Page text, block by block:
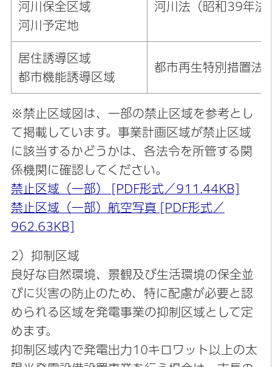
河川保全区域
河川予定地
河川法（昭和39年
居住誘導区域
都市機能誘導区域
都市再生特別措置法
※禁止区域図は、一部の禁止区域を参考とし
て掲載しています。事業計画区域が禁止区域
に該当するかどうかは、各法令を所管する関
係機関に確認してください。
禁止区域（一部） [PDF形式／911.44KB]
禁止区域（一部）航空写真 [PDF形式／
962.63KB]
2）抑制区域
良好な自然環境、景観及び生活環境の保全並
びに災害の防止のため、特に配慮が必要と認
められる区域を発電事業の抑制区域として定
めます。
抑制区域内で発電出力10キロワット以上の太